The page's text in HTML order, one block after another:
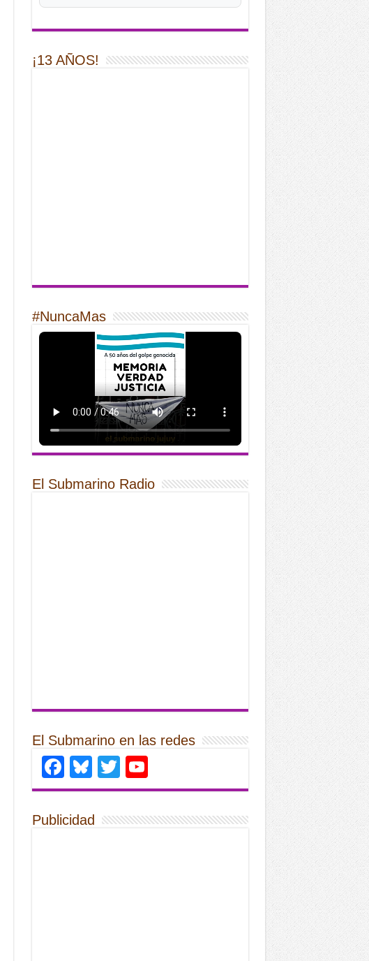
¡13 AÑOS!
#NuncaMas
El Submarino Radio
El Submarino en las redes
Facebook
Bluesky
Twitter
Publicidad